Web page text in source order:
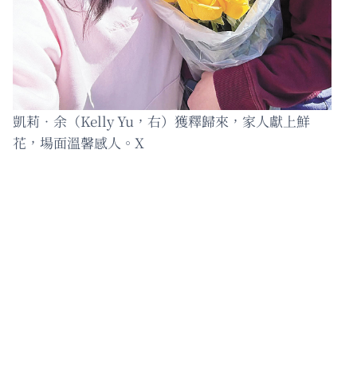
凱莉‧余（Kelly Yu，右）獲釋歸來，家人獻上鮮
花，場面溫馨感人。X